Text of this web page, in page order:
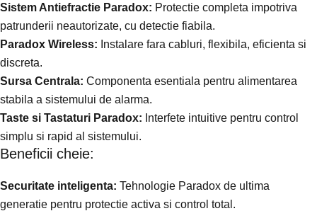
Sistem Antiefractie Paradox: Protectie completa impotriva
patrunderii neautorizate, cu detectie fiabila.
Paradox Wireless: Instalare fara cabluri, flexibila, eficienta si
discreta.
Sursa Centrala: Componenta esentiala pentru alimentarea
stabila a sistemului de alarma.
Taste si Tastaturi Paradox: Interfete intuitive pentru control
simplu si rapid al sistemului.
Beneficii cheie:
Securitate inteligenta: Tehnologie Paradox de ultima
generatie pentru protectie activa si control total.